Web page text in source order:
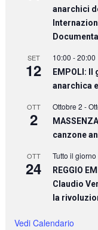
anarchici
SET
12
10:00 -20:00
EMPOLI:
anarchica
OTT
2
Ottobre 2 -
canzone
OTT
24
Tutto il giorno
REGGIO
Claudio
la
Vedi Calendario